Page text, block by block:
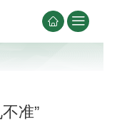
 
准”